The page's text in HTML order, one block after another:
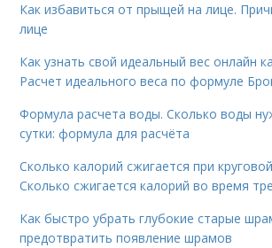
Как избавиться от прыщей на лице.
лице
Как узнать свой идеальный вес онлайн
Расчет идеального веса по формуле
Формула расчета воды. Сколько воды
сутки: формула для расчёта
Сколько калорий сжигается при
Сколько сжигается калорий во время
Как быстро убрать глубокие старые
предотвратить появление шрамов